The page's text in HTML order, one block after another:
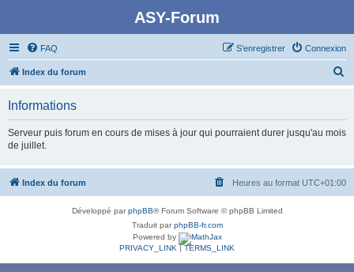
ASY-Forum
FAQ Connexion
S’enregistrer
Index du forum
c
Informations
Serveur puis forum en cours de mises à jour qui pourraient durer jusqu'au mois
de juillet.
Index du forum Heures au format UTC+01:00
Développé parphpBB® Forum Software © phpBB Limited
Traduit parphpBB-fr.com
Powered by
PRIVACY_LINK |TERMS_LINK